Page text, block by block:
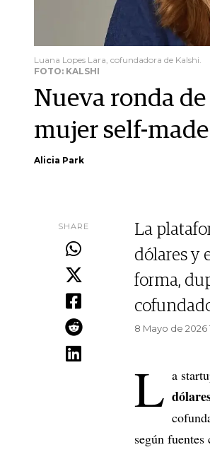
Luana Lopes Lara, cofundadora de Kalshi.
FOTO: KALSHI
Nueva ronda
mujer self-
Alicia Park
SHARE
La
dólares y
forma,
8 Mayo de 2026
L a
según fuentes